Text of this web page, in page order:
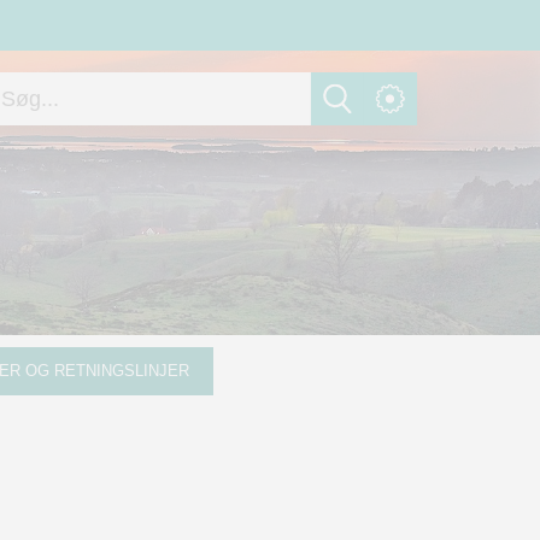
OG RETNINGSLINJER